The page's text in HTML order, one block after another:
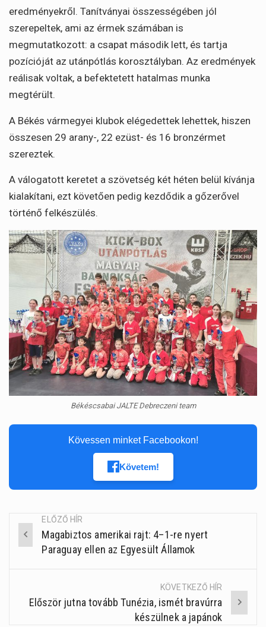
eredményekről. Tanítványai összességében jól
szerepeltek, ami az érmek számában is
megmutatkozott: a csapat második lett, és tartja
pozícióját az utánpótlás korosztályban. Az eredmények
reálisak voltak, a befektetett hatalmas munka
megtérült.
A Békés vármegyei klubok elégedettek lehettek, hiszen
összesen 29 arany-, 22 ezüst- és 16 bronzérmet
szereztek.
A válogatott keretet a szövetség két héten belül kívánja
kialakítani, ezt követően pedig kezdődik a gőzerővel
történő felkészülés.
Békéscsabai JALTE Debreczeni team
Kövessen minket Facebookon!
Követem!
Post
navigation
ELŐZŐ HÍR
Magabiztos amerikai rajt: 4–1-re nyert
Paraguay ellen az Egyesült Államok
KÖVETKEZŐ HÍR
Először jutna tovább Tunézia, ismét bravúrra
készülnek a japánok